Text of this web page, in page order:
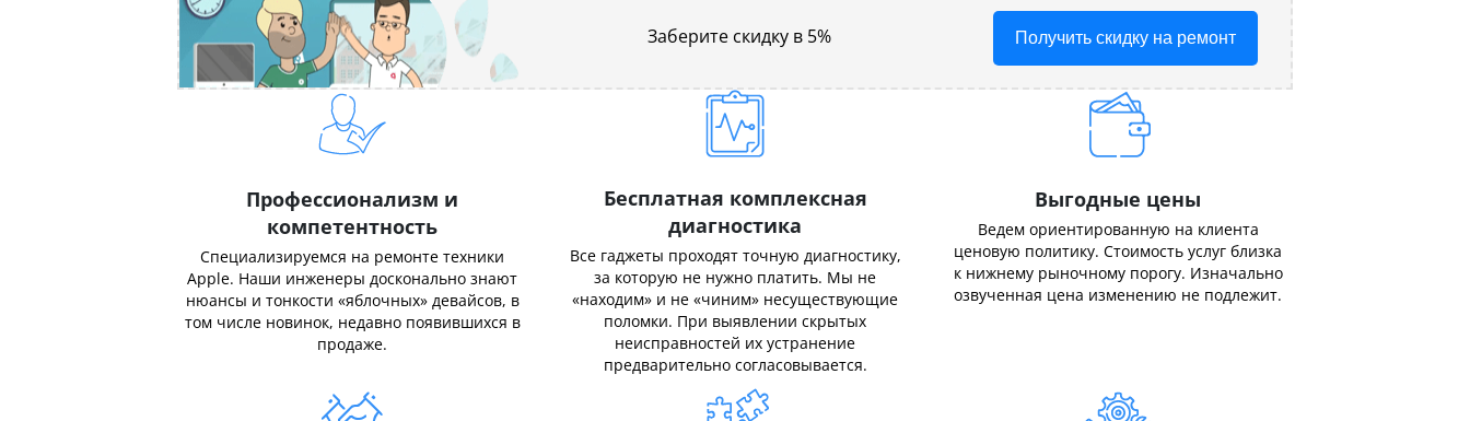
Заберите скидку в 5% Получить скидку на ремонт
Профессионализм и
компетентность
Специализируемся на ремонте техники
Apple. Наши инженеры досконально знают
нюансы и тонкости «яблочных» девайсов, в
том числе новинок, недавно появившихся в
продаже.
Бесплатная комплексная
диагностика
Все гаджеты проходят точную диагностику,
за которую не нужно платить. Мы не
«находим» и не «чиним» несуществующие
поломки. При выявлении скрытых
неисправностей их устранение
предварительно согласовывается.
Выгодные цены
Ведем ориентированную на клиента
ценовую политику. Стоимость услуг близка
к нижнему рыночному порогу. Изначально
озвученная цена изменению не подлежит.